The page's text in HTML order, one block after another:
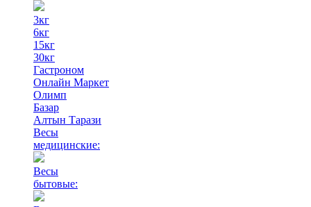
3кг
6кг
15кг
30кг
Гастроном
Онлайн Маркет
Олимп
Базар
Алтын Тарази
Весы
медицинские:
Весы
бытовые: